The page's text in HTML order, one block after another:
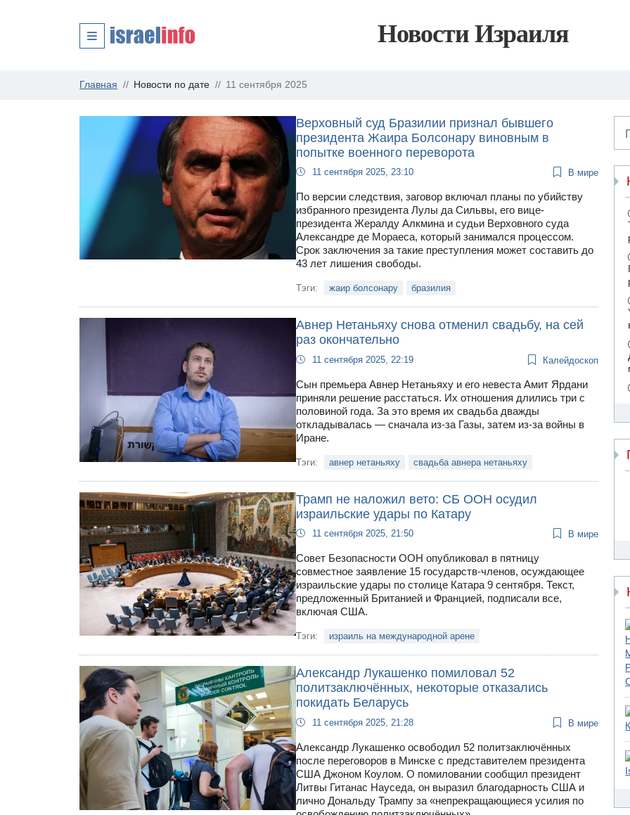
Новости Израиля
Главная Новости по дате 11 сентября 2025
Верховный суд Бразилии признал бывшего
президента Жаира Болсонару виновным в
попытке военного переворота
11 сентября 2025, 23:10 В мире
По версии следствия, заговор включал планы по убийству
избранного президента Лулы да Сильвы, его вице-
президента Жералду Алкмина и судьи Верховного суда
Александре де Мораеса, который занимался процессом.
Срок заключения за такие преступления может составить до
43 лет лишения свободы.
Тэги: жаир болсонару бразилия
Авнер Нетаньяху снова отменил свадьбу, на сей
раз окончательно
11 сентября 2025, 22:19 Калейдоскоп
Сын премьера Авнер Нетаньяху и его невеста Амит Ярдани
приняли решение расстаться. Их отношения длились три с
половиной года. За это время их свадьба дважды
откладывалась — сначала из-за Газы, затем из-за войны в
Иране.
Тэги: авнер нетаньяху свадьба авнера нетаньяху
Трамп не наложил вето: СБ ООН осудил
израильские удары по Катару
11 сентября 2025, 21:50 В мире
Совет Безопасности ООН опубликовал в пятницу
совместное заявление 15 государств-членов, осуждающее
израильские удары по столице Катара 9 сентября. Текст,
предложенный Британией и Францией, подписали все,
включая США.
Тэги: израиль на международной арене
Александр Лукашенко помиловал 52
политзаключённых, некоторые отказались
покидать Беларусь
11 сентября 2025, 21:28 В мире
Александр Лукашенко освободил 52 политзаключённых
после переговоров в Минске с представителем президента
США Джоном Коулом. О помиловании сообщил президент
Литвы Гитанас Науседа, он выразил благодарность США и
лично Дональду Трампу за «непрекращающиеся усилия по